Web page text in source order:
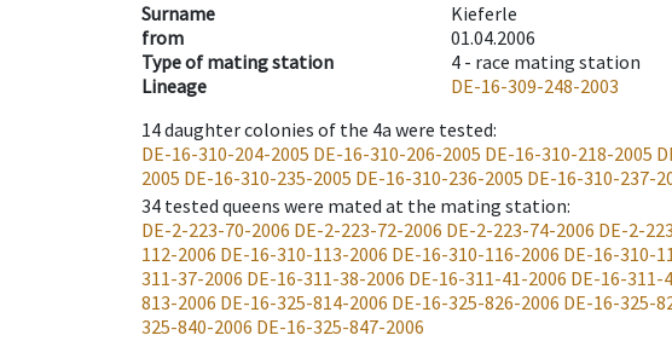
Surname
Kieferle
from
01.04.2006
Type of mating station
4 - race mating station
Lineage
DE-16-309-248-2003
14daughter colonies of the 4a were tested:
DE-16-310-204-2005 DE-16-310-206-2005 DE-16-310-218-2005
2005 DE-16-310-235-2005 DE-16-310-236-2005 DE-16-310-237-
34 tested queens were mated at the mating station:
DE-2-223-70-2006 DE-2-223-72-2006 DE-2-223-74-2006 DE-2-
112-2006 DE-16-310-113-2006 DE-16-310-116-2006 DE-16-310-
311-37-2006 DE-16-311-38-2006 DE-16-311-41-2006 DE-16-311-
813-2006 DE-16-325-814-2006 DE-16-325-826-2006 DE-16-325-
325-840-2006 DE-16-325-847-2006